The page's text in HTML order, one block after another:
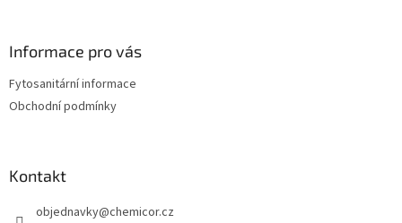
Informace pro vás
Fytosanitární informace
Obchodní podmínky
Kontakt
objednavky@chemicor.cz